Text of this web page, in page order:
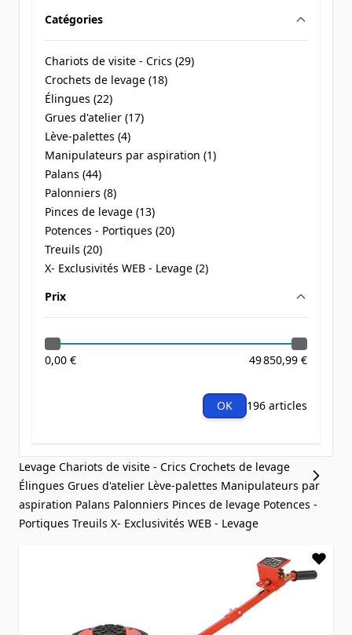
Catégories
Chariots de visite - Crics (29
products available
)
Crochets de levage (18
products available
)
Élingues (22
products available
)
Grues d'atelier (17
products available)
Lève-palettes (4
products available
)
Manipulateurs par aspiration (1
products available
)
Palans (44
products available
)
Palonniers (8
products available
)
Pinces de levage (13
products available
)
Potences - Portiques (20
products available
)
Treuils (20
products available
)
X- Exclusivités WEB - Levage (2
products available
)
Prix
0,00 € 49 850,99 €
OK 196 articles
Levage Chariots de visite - Crics Crochets de levage
Élingues Grues d'atelier Lève-palettes Manipulateurs par
aspiration Palans Palonniers Pinces de levage Potences -
Portiques Treuils X- Exclusivités WEB - Levage